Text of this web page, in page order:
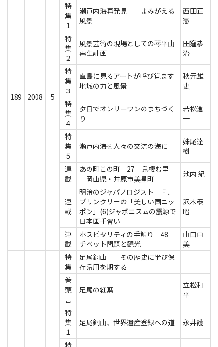
189 2008 5
特
集
１
瀬戸内海再発見 ―よみがえる
風景
西田正
憲
特
集
２
風景芸術の現場としての琴平山
再生計画
田窪恭
治
特
集
３
直島に見るアートが呼び覚ます
地域の力と風景
秋元雄
史
特
集
４
夕日でオンリーワンのまちづく
り
若松進
一
特
集
５
瀬戸内海を人々の交流の海に
妹尾達
樹
連
載
あの町この町 27 鬼棲む里
―岡山県・井原市美星町
池内 紀
連
載
明治のジャパノロジスト Ｆ．
ブリンクリーの「美しい国ニッ
ポン」(6)ジャポニスムの震源で
日本画手習い
沢木泰
昭
連
載
ホスピタリティの手触り 48
チベット問題と観光
山口由
美
特
集
足尾銅山 ―その歴史に学び保
存活用を期する
巻
頭
言
足尾の紅葉
立松和
平
特
集
１
足尾銅山、世界遺産登録への道 永井護
特